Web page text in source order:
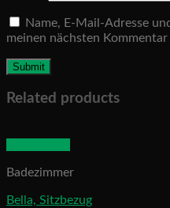
Name, E-Mail-Adresse
meinen nächsten
Related products
Badezimmer
Bella, Sitzbezug